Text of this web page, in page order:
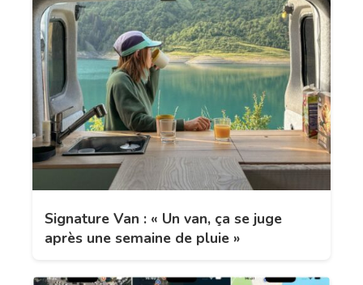
Signature Van : « Un van, ça se juge
après une semaine de pluie »